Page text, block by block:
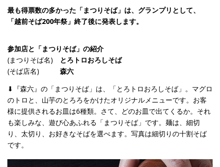
最も得票数の多かった「まつりそば」は、グランプリとして、
「越前そば200年祭」終了後に発表します。
参加店と「まつりそば」の紹介
(まつりそば名)
とろトロおろしそば
(そば店名) 森六
⬇︎『森六』の「まつりそば」は、「とろトロおろしそば」。マグロ
のトロと、山芋のとろろをかけたオリジナルメニューです。お客
様に提供されるお皿は6種類。さて、どのお皿で出てくるか。それ
も楽しみな、遊び心あふれる「まつりそば」です。麺は、細切
り、太切り、お好きなそばを選べます。写真は細切りの十割そば
です。